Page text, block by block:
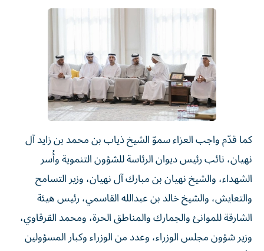
كما قدّم واجب العزاء سموّ الشيخ ذياب بن محمد بن زايد آل
نهيان، نائب رئيس ديوان الرئاسة للشؤون التنموية وأُسر
الشهداء، والشيخ نهيان بن مبارك آل نهيان، وزير التسامح
والتعايش، والشيخ خالد بن عبدالله القاسمي، رئيس هيئة
الشارقة للموانئ والجمارك والمناطق الحرة، ومحمد القرقاوي،
وزير شؤون مجلس الوزراء، وعدد من الوزراء وكبار المسؤولين